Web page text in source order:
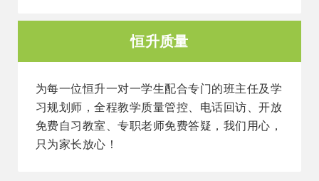
恒升质量
为每一位恒升一对一学生配合专门的班主任及学
习规划师，全程教学质量管控、电话回访、开放
免费自习教室、专职老师免费答疑，我们用心，
只为家长放心！